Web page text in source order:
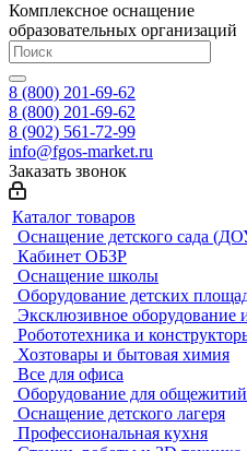
Комплексное оснащение
образовательных организаций
8 (800) 201-69-62
8 (800) 201-69-62
8 (902) 561-72-99
info@fgos-market.ru
Заказать звонок
Каталог товаров
Оснащение детского сада
Кабинет ОБЗР
Оснащение школы
Оборудование детских
Эксклюзивное оборудование
Робототехника и
Хозтовары и бытовая химия
Все для офиса
Оборудование для общежитий
Оснащение детского лагеря
Профессиональная кухня